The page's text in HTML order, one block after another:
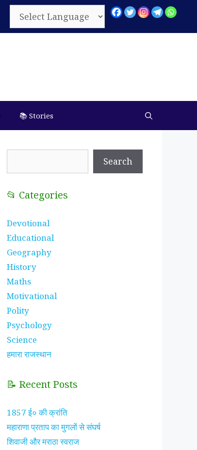
📚 Stories
Search
📂 Categories
Devotional
Educational
Geography
History
Maths
Motivational
Polity
Psychology
Science
हमारा राजस्थान
📝 Recent Posts
1857 ई० की क्रांति
महाराणा प्रताप का मुगलों से संघर्ष
शिवाजी और मराठा स्वराज